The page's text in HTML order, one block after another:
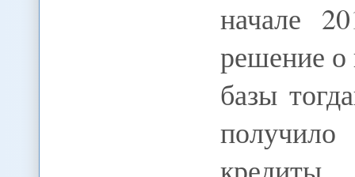
начале
решение о
базы